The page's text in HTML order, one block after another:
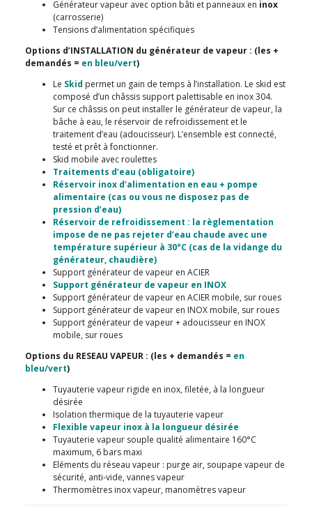
Générateur vapeur avec option bâti et panneaux en inox
(carrosserie)
Tensions d’alimentation spécifiques
Options d’INSTALLATION du générateur de vapeur : (les +
demandés = en bleu/vert)
Le Skid permet un gain de temps à l’installation. Le skid est
composé d’un châssis support palettisable en inox 304.
Sur ce châssis on peut installer le générateur de vapeur, la
bâche à eau, le réservoir de refroidissement et le
traitement d’eau (adoucisseur). L’ensemble est connecté,
testé et prêt à fonctionner.
Skid mobile avec roulettes
Traitements d’eau (obligatoire)
Réservoir inox d’alimentation en eau + pompe
alimentaire (cas ou vous ne disposez pas de
pression d’eau)
Réservoir de refroidissement : la règlementation
impose de ne pas rejeter d’eau chaude avec une
température supérieur à 30°C (cas de la vidange du
générateur, chaudière)
Support générateur de vapeur en ACIER
Support générateur de vapeur en INOX
Support générateur de vapeur en ACIER mobile, sur roues
Support générateur de vapeur en INOX mobile, sur roues
Support générateur de vapeur + adoucisseur en INOX
mobile, sur roues
Options du RESEAU VAPEUR : (les + demandés = en
bleu/vert)
Tuyauterie vapeur rigide en inox, filetée, à la longueur
désirée
Isolation thermique de la tuyauterie vapeur
Flexible vapeur inox à la longueur désirée
Tuyauterie vapeur souple qualité alimentaire 160°C
maximum, 6 bars maxi
Eléments du réseau vapeur : purge air, soupape vapeur de
sécurité, anti-vide, vannes vapeur
Thermomètres inox vapeur, manomètres vapeur